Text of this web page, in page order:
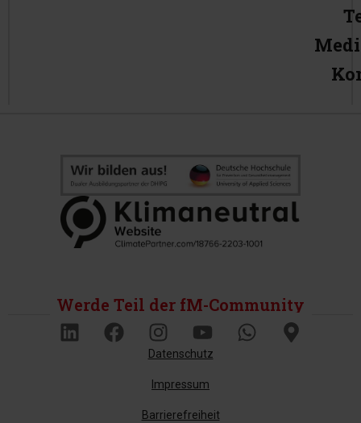
Werde Teil der fM-Community
Datenschutz
Impressum
Barrierefreiheit